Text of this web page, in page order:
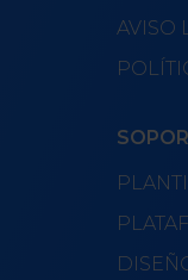
AVISO